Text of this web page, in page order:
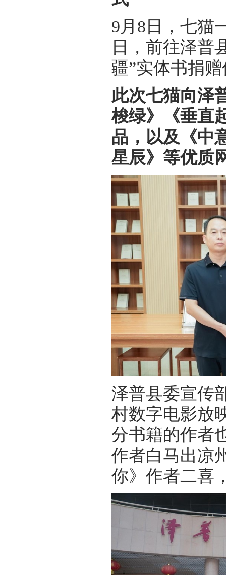
9月8日，七猫
日，前往泽普
疆”实体书捐
此次七猫向泽
梭绿》《垂直
品，以及《中
星辰》等优质
泽普县委宣传
村数字电影放
分书籍的作者
作者白马出凉
你》作者二喜